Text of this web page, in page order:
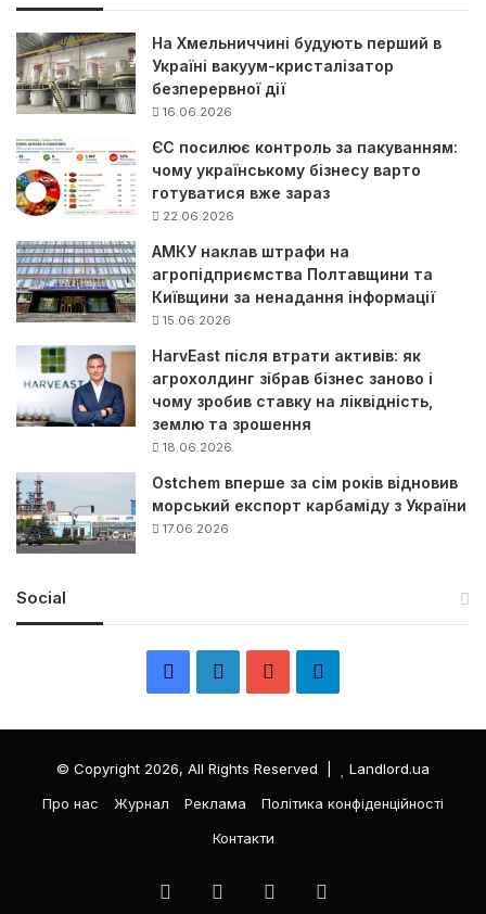
На Хмельниччині будують перший в
Україні вакуум-кристалізатор
безперервної дії
16.06.2026
ЄС посилює контроль за пакуванням:
чому українському бізнесу варто
готуватися вже зараз
22.06.2026
АМКУ наклав штрафи на
агропідприємства Полтавщини та
Київщини за ненадання інформації
15.06.2026
HarvEast після втрати активів: як
агрохолдинг зібрав бізнес заново і
чому зробив ставку на ліквідність,
землю та зрошення
18.06.2026
Ostchem вперше за сім років відновив
морський експорт карбаміду з України
17.06.2026
Social
e
k
e
T
л
е
р
© Copyright 2026, All Rights Reserved |
Landlord.ua
Про нас
Журнал Реклама
Політика конфіденційності
Контакти
FacebookLinkedInYouTube